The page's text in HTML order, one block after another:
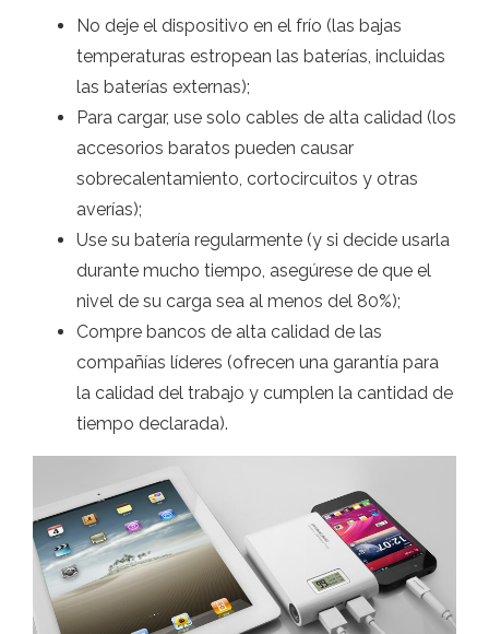
No deje el dispositivo en el frío (las bajas
temperaturas estropean las baterías, incluidas
las baterías externas);
Para cargar, use solo cables de alta calidad (los
accesorios baratos pueden causar
sobrecalentamiento, cortocircuitos y otras
averías);
Use su batería regularmente (y si decide usarla
durante mucho tiempo, asegúrese de que el
nivel de su carga sea al menos del 80%);
Compre bancos de alta calidad de las
compañías líderes (ofrecen una garantía para
la calidad del trabajo y cumplen la cantidad de
tiempo declarada).